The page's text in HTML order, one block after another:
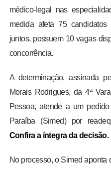
médico-legal nas
medida afeta 75
juntos, possuem 10 vagas
concorrência.
A determinação, assinada
Morais Rodrigues, da 4ª
Pessoa, atende a um
Paraíba (Simed) por
Confira a íntegra da decisão.
No processo, o Simed aponta